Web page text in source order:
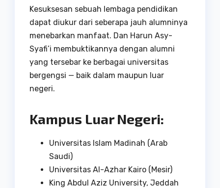
Kesuksesan sebuah lembaga pendidikan
dapat diukur dari seberapa jauh alumninya
menebarkan manfaat. Dan Harun Asy-
Syafi’i membuktikannya dengan alumni
yang tersebar ke berbagai universitas
bergengsi — baik dalam maupun luar
negeri.
Kampus Luar Negeri:
Universitas Islam Madinah (Arab
Saudi)
Universitas Al-Azhar Kairo (Mesir)
King Abdul Aziz University, Jeddah